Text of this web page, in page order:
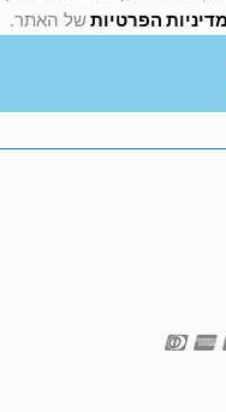
מדיניות הפרטיותשל האתר.